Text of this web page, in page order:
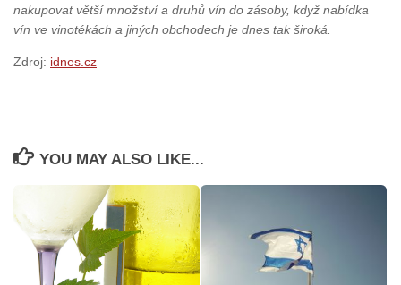
nakupovat větší množství a druhů vín do zásoby, když nabídka
vín ve vinotékách a jiných obchodech je dnes tak široká.
Zdroj: idnes.cz
YOU MAY ALSO LIKE...